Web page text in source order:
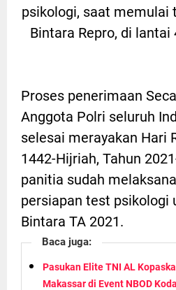
psikologi, saat memulai
Bintara Repro, di lantai
Proses penerimaan
Anggota Polri seluruh
selesai merayakan Hari
1442-Hijriah, Tahun
panitia sudah
persiapan test psikologi
Bintara TA 2021.
Baca juga:
Pasukan Elite TNI AL
Makassar di Event NBOD